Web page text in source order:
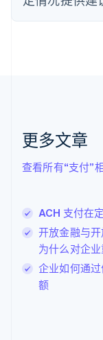
更多文章
查看所有“支付”
ACH 支付在
开放金融与
为什么对企
企业如何通
额
Français English
芬兰
克罗地亚
EnglishItaliano
拉脱维亚
English
列支敦士登
Deutsch
卢森堡
Français
罗马尼亚
English